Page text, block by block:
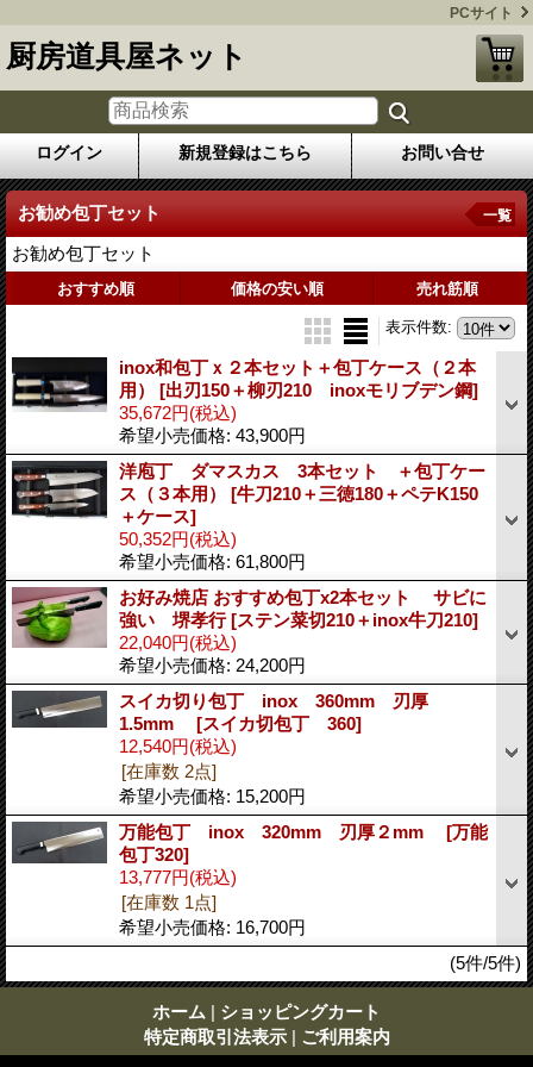
PCサイト
厨房道具屋ネット
ログイン 新規登録はこちら お問い合せ
お勧め包丁セット
お勧め包丁セット
一覧
おすすめ順 価格の安い順 売れ筋順
表示件数:
inox和包丁ｘ２本セット＋包丁ケース（２本
用） [出刃150＋柳刃210 inoxモリブデン鋼]
35,672円(税込)
希望小売価格: 43,900円
洋庖丁 ダマスカス 3本セット ＋包丁ケー
ス（３本用） [牛刀210＋三徳180＋ペテK150
＋ケース]
50,352円(税込)
希望小売価格: 61,800円
お好み焼店 おすすめ包丁x2本セット サビに
強い 堺孝行[ステン菜切210＋inox牛刀210]
22,040円(税込)
希望小売価格: 24,200円
スイカ切り包丁 inox 360mm 刃厚
1.5mm [スイカ切包丁 360]
12,540円(税込)
[在庫数 2点]
希望小売価格: 15,200円
万能包丁 inox 320mm 刃厚２mm [万能
包丁320]
13,777円(税込)
[在庫数 1点]
希望小売価格: 16,700円
(5件/5件)
ホーム | ショッピングカート
特定商取引法表示 | ご利用案内